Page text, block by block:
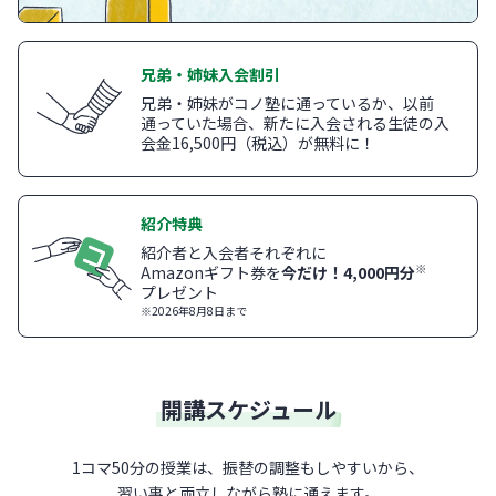
兄弟・姉妹入会割引
兄弟・姉妹がコノ塾に通っているか、以前
通っていた場合、新たに入会される生徒の入
会金16,500円（税込）が無料に！
紹介特典
紹介者と入会者それぞれに
Amazonギフト券を今だけ！4,000円分※
プレゼント
※2026年8月8日まで
開講スケジュール
1コマ50分の授業は、振替の調整もしやすいから、